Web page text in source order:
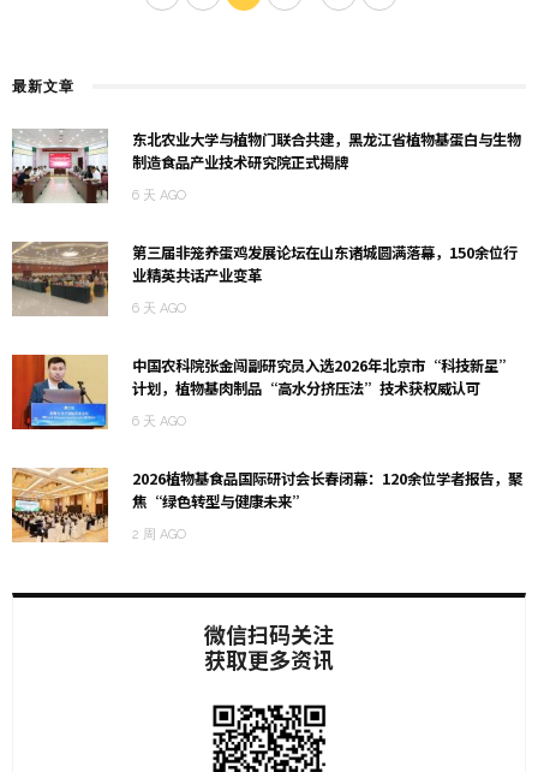
最新文章
东北农业大学与植物门联合共建，黑龙江省植物基蛋白与生物
制造食品产业技术研究院正式揭牌
6 天 AGO
第三届非笼养蛋鸡发展论坛在山东诸城圆满落幕，150余位行
业精英共话产业变革
6 天 AGO
中国农科院张金闯副研究员入选2026年北京市“科技新星”
计划，植物基肉制品“高水分挤压法”技术获权威认可
6 天 AGO
2026植物基食品国际研讨会长春闭幕：120余位学者报告，聚
焦“绿色转型与健康未来”
2 周 AGO
微信扫码关注
获取更多资讯